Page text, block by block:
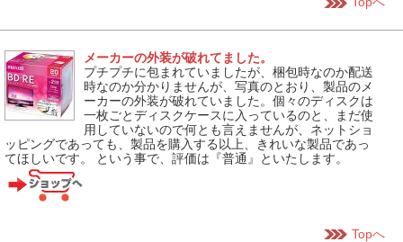
メーカーの外装が破れてました。
プチプチに包まれていましたが、梱包時なのか配送
時なのか分かりませんが、写真のとおり、製品のメ
ーカーの外装が破れていました。個々のディスクは
一枚ごとディスクケースに入っているのと、まだ使
用していないので何とも言えませんが、ネットショ
ッピングであっても、製品を購入する以上、きれいな製品であっ
てほしいです。 という事で、評価は『普通』といたします。
Topへ